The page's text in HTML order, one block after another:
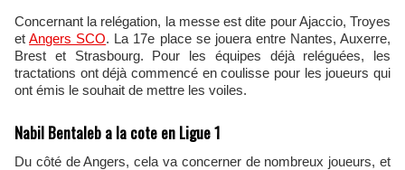
Concernant la relégation, la messe est dite pour Ajaccio, Troyes
etAngers SCO. La 17e place se jouera entre Nantes, Auxerre,
Brest et Strasbourg. Pour les équipes déjà reléguées, les
tractations ont déjà commencé en coulisse pour les joueurs qui
ont émis le souhait de mettre les voiles.
Nabil Bentaleb a la cote en Ligue 1
Du côté de Angers, cela va concerner de nombreux joueurs, et